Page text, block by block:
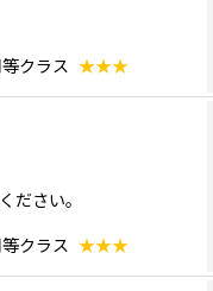
クラス ★★★
ださい。
クラス ★★★